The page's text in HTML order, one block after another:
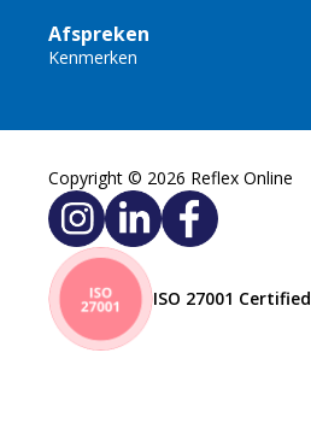
Afspreken
Kenmerken
Copyright © 2026 Reflex Online
ISO 27001 Certified